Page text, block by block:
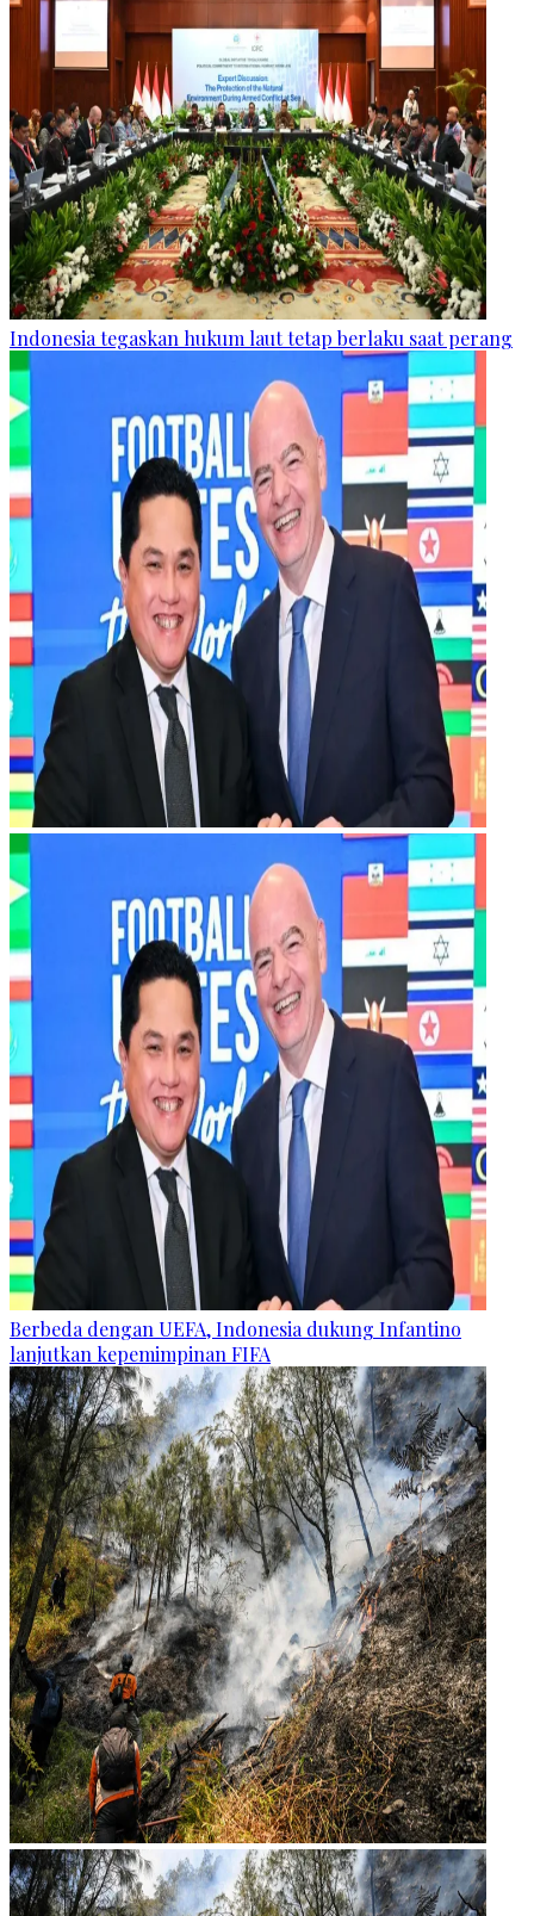
Indonesia tegaskan hukum laut tetap berlaku saat perang
Berbeda dengan UEFA, Indonesia dukung Infantino
lanjutkan kepemimpinan FIFA